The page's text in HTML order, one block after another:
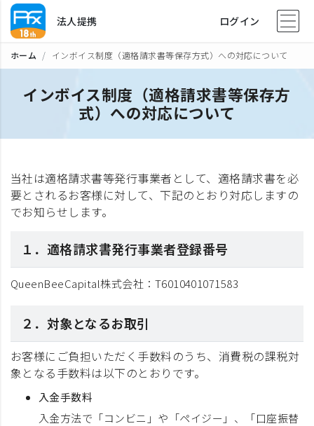
法人提携 ログイン
ホーム インボイス制度（適格請求書等保存方式）への対応について
インボイス制度（適格請求書等保存方
式）への対応について
当社は適格請求書等発行事業者として、適格請求書を必
要とされるお客様に対して、下記のとおり対応しますの
でお知らせします。
１．適格請求書発行事業者登録番号
QueenBeeCapital株式会社：T6010401071583
２．対象となるお取引
お客様にご負担いただく手数料のうち、消費税の課税対
象となる手数料は以下のとおりです。
入金手数料
入金方法で「コンビニ」や「ペイジー」、「口座振替